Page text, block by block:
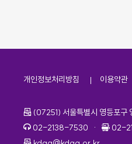
개인정보처리방침 이용약관
주소
(07251) 서울특별시 영등포구
전화번호
02-2138-7530 · 팩스
02-